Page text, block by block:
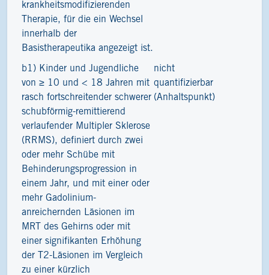
krankheitsmodifizierenden
Therapie, für die ein Wechsel
innerhalb der
Basistherapeutika angezeigt ist.
b1) Kinder und Jugendliche
von ≥ 10 und < 18 Jahren mit
rasch fortschreitender schwerer
schubförmig-remittierend
verlaufender Multipler Sklerose
(RRMS), definiert durch zwei
oder mehr Schübe mit
Behinderungsprogression in
einem Jahr, und mit einer oder
mehr Gadolinium-
anreichernden Läsionen im
MRT des Gehirns oder mit
einer signifikanten Erhöhung
der T2-Läsionen im Vergleich
zu einer kürzlich
nicht
quantifizierbar
(Anhaltspunkt)